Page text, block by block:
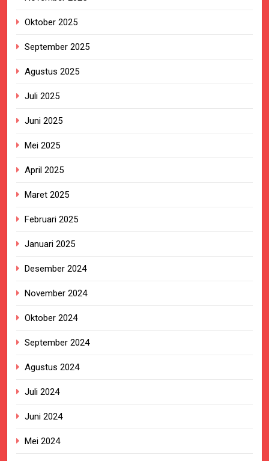
Oktober 2025
September 2025
Agustus 2025
Juli 2025
Juni 2025
Mei 2025
April 2025
Maret 2025
Februari 2025
Januari 2025
Desember 2024
November 2024
Oktober 2024
September 2024
Agustus 2024
Juli 2024
Juni 2024
Mei 2024